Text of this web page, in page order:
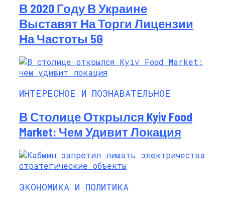
В 2020 Году В Украине
Выставят На Торги Лицензии
На Частоты 5G
ИНТЕРЕСНОЕ И ПОЗНАВАТЕЛЬНОЕ
В Столице Открылся Kyiv Food
Market: Чем Удивит Локация
ЭКОНОМИКА И ПОЛИТИКА